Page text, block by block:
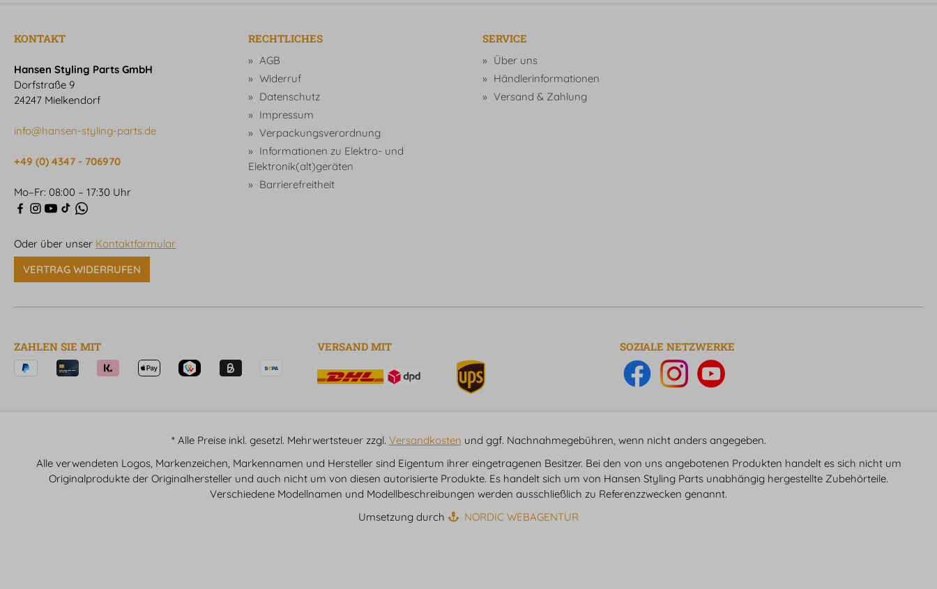
KONTAKT
Hansen Styling Parts GmbH
Dorfstraße 9
24247 Mielkendorf
info@hansen-styling-parts.de
+49 (0) 4347 - 706970
Mo–Fr: 08:00 – 17:30 Uhr
Oder über unser Kontaktformular
VERTRAG WIDERRUFEN
RECHTLICHES
AGB
Widerruf
Datenschutz
Impressum
Verpackungsverordnung
Informationen zu Elektro- und
Elektronik(alt)geräten
Barrierefreitheit
SERVICE
Über uns
Händlerinformationen
Versand & Zahlung
ZAHLEN SIE MIT VERSAND MIT SOZIALE NETZWERKE
* Alle Preise inkl. gesetzl. Mehrwertsteuer zzgl. Versandkosten und ggf. Nachnahmegebühren, wenn nicht anders angegeben.
Alle verwendeten Logos, Markenzeichen, Markennamen und Hersteller sind Eigentum ihrer eingetragenen Besitzer. Bei den von uns angebotenen Produkten handelt es sich nicht um
Originalprodukte der Originalhersteller und auch nicht um von diesen autorisierte Produkte. Es handelt sich um von Hansen Styling Parts unabhängig hergestellte Zubehörteile.
Verschiedene Modellnamen und Modellbeschreibungen werden ausschließlich zu Referenzzwecken genannt.
Umsetzung durch
NORDIC WEBAGENTUR